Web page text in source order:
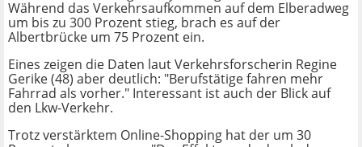
Während das Verkehrsaufkommen auf dem Elberadweg
um bis zu 300 Prozent stieg, brach es auf der
Albertbrücke um 75 Prozent ein.
Eines zeigen die Daten laut Verkehrsforscherin Regine
Gerike (48) aber deutlich: "Berufstätige fahren mehr
Fahrrad als vorher." Interessant ist auch der Blick auf
den Lkw-Verkehr.
Trotz verstärktem Online-Shopping hat der um 30